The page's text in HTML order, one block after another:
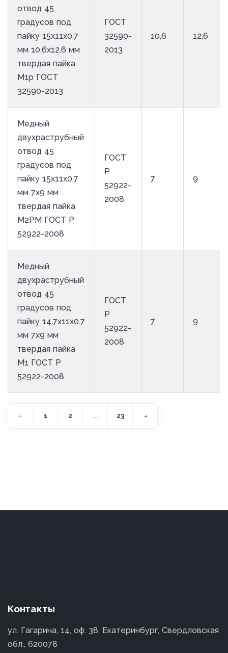
отвод 45
градусов под
пайку 15х11х0.7
мм 10.6х12.6 мм
твердая пайка
М1р ГОСТ
32590-2013
ГОСТ
32590-
2013
10,6 12,6
Медный
двухраструбный
отвод 45
градусов под
пайку 15х11х0.7
мм 7х9 мм
твердая пайка
М2РМ ГОСТ Р
52922-2008
ГОСТ
Р
52922-
2008
7 9
Медный
двухраструбный
отвод 45
градусов под
пайку 14.7х11х0.7
мм 7х9 мм
твердая пайка
М1 ГОСТ Р
52922-2008
ГОСТ
Р
52922-
2008
7 9
1 2 ... 23
Контакты
ул. Гагарина, 14, оф. 38, Екатеринбург, Свердловская
обл., 620078